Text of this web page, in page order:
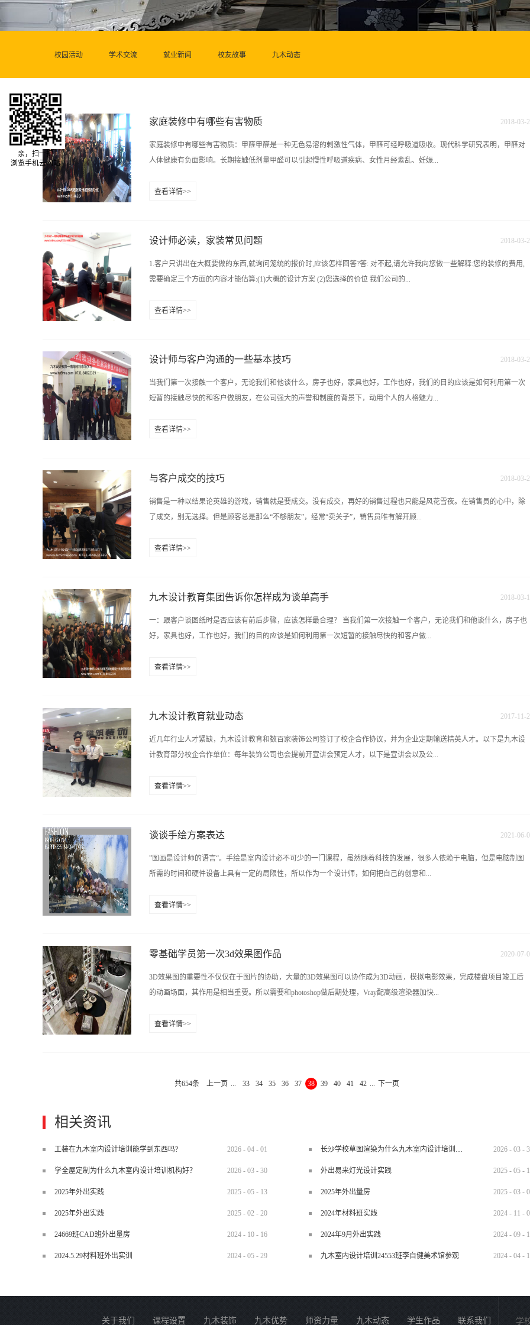
校园活动 学术交流 就业新闻 校友故事 九木动态
家庭装修中有哪些有害物质
家庭装修中有哪些有害物质：甲醛甲醛是一种无色易溶的刺激性气体，甲醛可经呼吸道吸收。现代科学研究表明，甲醛对
人体健康有负面影响。长期接触低剂量甲醛可以引起慢性呼吸道疾病、女性月经紊乱、妊娠...
而具有强烈刺激性臭味的气体，可感觉最低浓度为5.3ppm。氨是一种碱性物质，它对接触的组织都有腐蚀和刺激作用。可
腐蚀作用外，还可通过三叉神经末梢的反射作用而引起心脏停搏和呼吸停止。苯苯为无色具有特殊芳香气味的液体，是室
内挥发性有机物的一种。在通风不良的环境中工作，短时间内吸入高浓度苯蒸气可引起以中枢神经系统抑制作用为主的急
度粘膜刺激症状。重度中毒可出现视物模糊，震颤、呼吸浅而快、心律不齐、抽搐和昏迷。少数严重病例可出现呼吸和循
2018-03-
查看详情>>
设计师必读，家装常见问题
1.客户只讲出在大概要做的东西,就询问笼统的报价时,应该怎样回答?答: 对不起,请允许我向您做一些解释:您的装修的费用,
需要确定三个方面的内容才能估算:(1)大概的设计方案 (2)您选择的价位 我们公司的...
统报价,带不很大的欺骗性,是我们公司严厉禁止的.请您将您家的平面和各房间的尺寸交给我们.我们大约半个小时内就能为
价格的高低来衡量.比较准确的衡量标准应该是质量价格比.这里所说的质量包括三个方面内容:(1)材料的等级 (2)工艺的标准
(3)工程的质量 在这三个方面的内容都不确定的情况下谈价格高低或在这三个内容都不确定的情况下比较两家公司的价格.
公费是140元.而乙公司用一个70的日工体做磨退工艺.功用两天,那么这樘门的价格和油漆质量可想而知.因此,在家装行业中
2018-03-
查看详情>>
设计师与客户沟通的一些基本技巧
当我们第一次接触一个客户，无论我们和他谈什么，房子也好，家具也好，工作也好，我们的目的应该是如何利用第一次
短暂的接触尽快的和客户做朋友，在公司强大的声誉和制度的背景下，动用个人的人格魅力...
因为每个方案无论大小，都是你对自己心中设计的理论体系的阐述。 第一步应该是阐明自己的理论基础，并且动用自
见图前设计过程中的一个约见。因为我们强调的理论（比如功能至上，反对形式等），对于某些客户来说，需要时间考
虑。这个阶段的目的是使客户在见图前先提升认识，并有了充分的准备来接受我们的理念。 第二步是拿出一个精彩的设
意念从容的表达出来，对于抽象事物的阐述文字比话语更系统，更具有参照性。一个优秀的设计师，必然是个博学的人，
2018-03-
查看详情>>
与客户成交的技巧
销售是一种以结果论英雄的游戏，销售就是要成交。没有成交，再好的销售过程也只能是风花雪夜。在销售员的心中，除
了成交，别无选择。但是顾客总是那么“不够朋友”，经常“卖关子”，销售员唯有解开顾...
失，失不再来。 (1)询问法： 通常在这种情况下，顾客对产品感兴趣，但可能是还没有弄清楚你的介绍(如：某一
下药，药到病除。如：先生，我刚才到底是哪里没有解释清楚，所以您说您要考虑一下? (2)假设法： 长沙九木设计教
育 http://www.hn9mu.com 假设马上成交，顾客可以得到什么好处(或快乐)，如果不马上成交，有可能会失去一些到手
可以获得××(外加礼品)。我们一个月才来一次(或才有一次促销活动)，现在有许多人都想购买这种产品，如果您不及时决
2018-03-
查看详情>>
九木设计教育集团告诉你怎样成为谈单高手
一：跟客户谈图纸时是否应该有前后步骤，应该怎样最合理？ 当我们第一次接触一个客户，无论我们和他谈什么，房子也
好，家具也好，工作也好，我们的目的应该是如何利用第一次短暂的接触尽快的和客户做...
骤，但是进行到谈图纸阶段的接触，的确应该遵循一定的步骤。因为每个方案无论大小，都是你对自己心中设计的理论体
的理论。这个工作在见图前就该进行，比方说一个电话，或见图前设计过程中的一个约见。因为我们强调的理论（比如功
能至上，反对形式等），对于某些客户来说，需要时间考虑。这个阶段的目的是使客户在见图前先提升认识，并有了充分
客户的好感，同时设计说明也使很多难以用话语表达的意念从容的表达出来，对于抽象事物的阐述文字比话语更系统，更
2018-03-
查看详情>>
九木设计教育就业动态
近几年行业人才紧缺，九木设计教育和数百家装饰公司签订了校企合作协议，并为企业定期输送精英人才。以下是九木设
计教育部分校企合作单位：每年装饰公司也会提前开宣讲会预定人才，以下是宣讲会以及公...
2017-11 -
查看详情>>
谈谈手绘方案表达
”图画是设计师的语言“。手绘是室内设计必不可少的一门课程，虽然随着科技的发展，很多人依赖于电脑，但是电脑制图
所需的时间和硬件设备上具有一定的局限性，所以作为一个设计师，如何把自己的创意和...
与其他机构培养室内设计师的独到之处！名称：九木设计培训中心咨询电话：彭老师：0731-84822339 13467515852
长沙雨花区香樟路云集国际大厦11楼（樟树屋站下车）
2021 -06-
查看详情>>
零基础学员第一次3d效果图作品
3D效果图的重要性不仅仅在于图片的协助，大量的3D效果图可以协作成为3D动画，模拟电影效果，完成楼盘项目竣工后
的动画场面，其作用是相当重要。所以需要和photoshop做后期处理，Vray配高级渲染器加快...
的特点大量讲授设计技巧和实训项目施工现场，培养学员成为设计师而不是计算机操作员。同样学作图也不等于学设计，
2020-07-
查看详情>>
共654条 上一页 ... 33 34 35 36 37 38 39 40 41 42 ... 下一页
相关资讯
工装在九木室内设计培训能学到东西吗? 2026 - 04 - 01 长沙学校草图渲染为什么九木室内设计培训机构好？ 2026 - 03 -
学全屋定制为什么九木室内设计培训机构好？ 2026 - 03 - 30 外出易来灯光设计实践 2025 - 05 -
2025年外出实践 2025 - 05 - 13 2025年外出量房 2025 - 03 -
2025年外出实践 2025 - 02 - 20 2024年材料班实践 2024 - 11 -
24669班CAD班外出量房 2024 - 10 - 16 2024年9月外出实践 2024 - 09 -
2024.5.29材料班外出实训 2024 - 05 - 29 九木室内设计培训24553班李自健美术馆参观 2024 - 04 -
关于我们 课程设置 九木装饰 九木优势 师资力量 九木动态 学生作品 联系我们 学
亲，扫一扫
浏览手机云网站